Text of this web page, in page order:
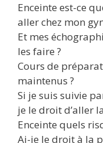
Enceinte est-ce
aller chez mon
Et mes
les faire ?
Cours de
maintenus ?
Si je suis suivie
je le droit d’aller
Enceinte quels
Ai-je le droit à la